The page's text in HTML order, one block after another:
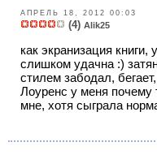
АПРЕЛЬ 18, 2012 00:03
(4) Alik25
как экранизация
слишком удачна :)
стилем забодал,
Лоуренс у меня почему
мне, хотя сыграла